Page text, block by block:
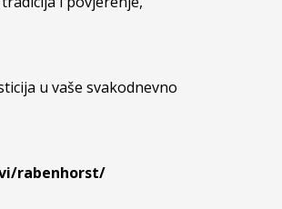
u vaše svakodnevno
rabenhorst/